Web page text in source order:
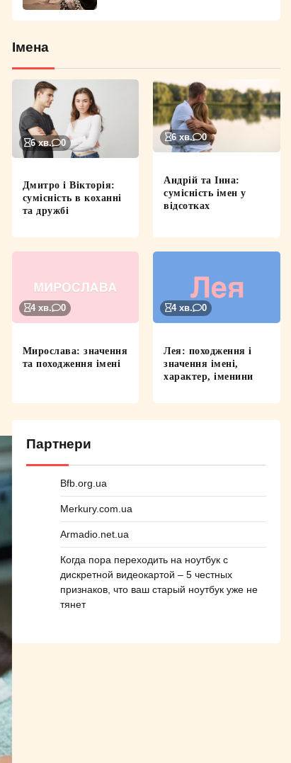
Імена
6 хв. 0
Дмитро і Вікторія:
сумісність в коханні
та дружбі
6 хв. 0
Андрій та Інна:
сумісність імен у
відсотках
4 хв. 0
Мирослава: значення
та походження імені
4 хв. 0
Лея: походження і
значення імені,
характер, іменини
Партнери
Bfb.org.ua
Merkury.com.ua
Armadio.net.ua
Когда пора переходить на ноутбук с
дискретной видеокартой – 5 честных
признаков, что ваш старый ноутбук уже не
тянет